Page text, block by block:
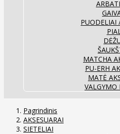
PUODELIAI
MATCHA
PU-ERH
MATĖ
VALGYMO
Pagrindinis
AKSESUARAI
SIETELIAI